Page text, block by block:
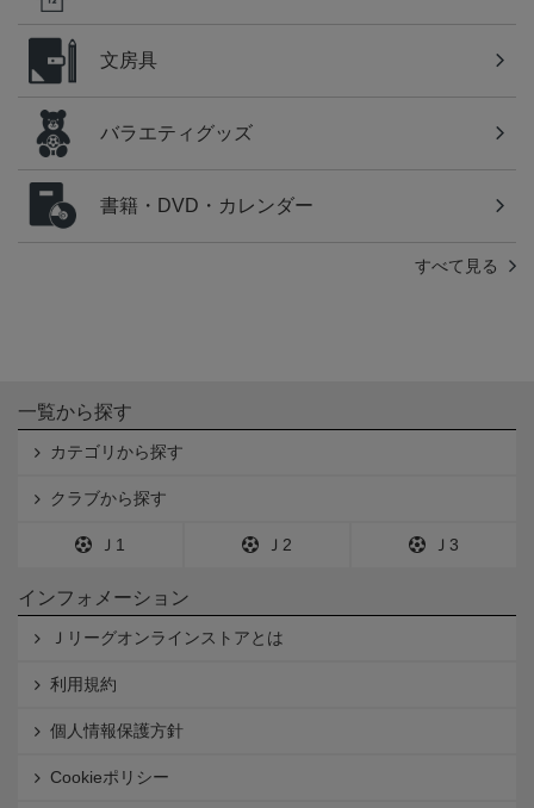
文房具
バラエティグッズ
書籍・DVD・カレンダー
すべて見る
一覧から探す
カテゴリから探す
クラブから探す
Ｊ1 Ｊ2 Ｊ3
インフォメーション
Ｊリーグオンラインストアとは
利用規約
個人情報保護方針
Cookieポリシー